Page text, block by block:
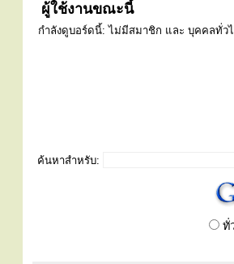
ผู้ใช้งานขณะนี้
กำลังดูบอร์ดนี้: ไม่มีสมาชิก และ บุคคลทั่ว
ค้นหาสำหรับ:
ทั่